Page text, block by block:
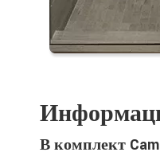
В комплект